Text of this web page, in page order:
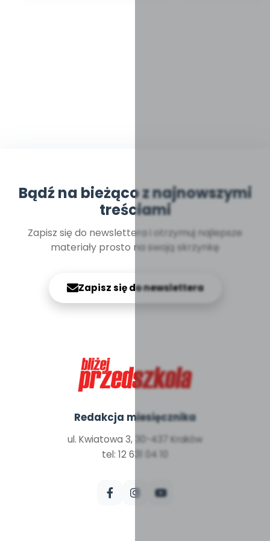
Bądź na bieżąco z najnowszymi
treściami
Zapisz się do newslettera i otrzymuj najlepsze
materiały prosto na swoją skrzynkę
Zapisz się do newslettera
Redakcja miesięcznika
ul. Kwiatowa 3, 30-437 Kraków
tel: 12 631 04 10